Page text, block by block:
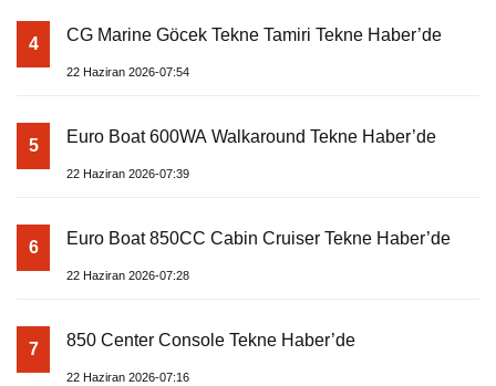
4 CG Marine Göcek Tekne Tamiri Tekne Haber’de
22 Haziran 2026-07:54
5 Euro Boat 600WA Walkaround Tekne Haber’de
22 Haziran 2026-07:39
6 Euro Boat 850CC Cabin Cruiser Tekne Haber’de
22 Haziran 2026-07:28
7 850 Center Console Tekne Haber’de
22 Haziran 2026-07:16